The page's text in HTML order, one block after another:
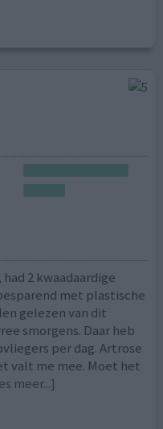
2 kwaadaardige
met plastische
gelezen van dit
smorgens. Daar heb
per dag. Artrose
valt me mee. Moet het
meer...]